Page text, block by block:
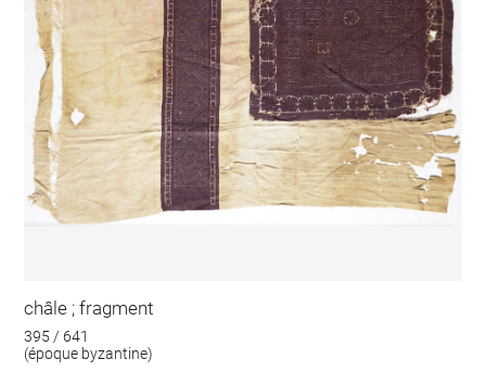
châle ; fragment
395 / 641
(époque byzantine)